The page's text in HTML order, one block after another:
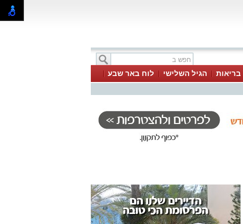
בריאות הגיל השלישי
לוח באר שבע